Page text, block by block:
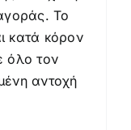
Το
κατά κόρον
όλο τον
αντοχή